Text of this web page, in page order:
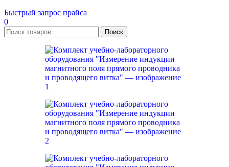
Быстрый запрос прайса
0
Поиск